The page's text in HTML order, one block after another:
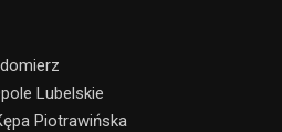
Lubelskie
Piotrawińska